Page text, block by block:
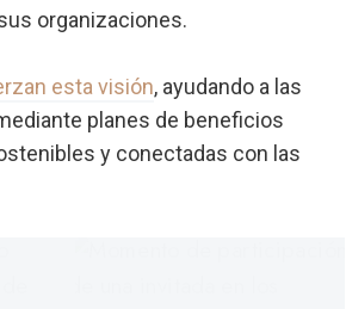
organizaciones.
esta visión, ayudando a las
planes de beneficios
y conectadas con las